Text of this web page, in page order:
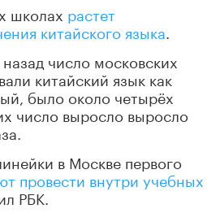
школах растет
китайского языка
число московских
китайский язык как
было около четырёх
число выросло выросло
в Москве первого
провести внутри учебных
РБК.